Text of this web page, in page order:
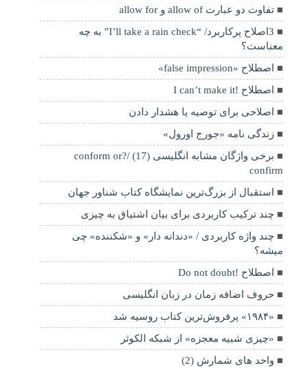
تفاوت دو عبارت allow of و allow for
3اصلاح پرکاربرد/ “I’ll take a rain check” به چه
معناست؟
اصطلاح «false impression»
اصطلاح !I can’t make it
اصلاحی برای توصیه یا هشدار دادن
زندگی نامه «جورج اورول»
برخی واژگان مشابه انگلیسی (17) /?conform or
confirm
استقبال از بزرگ‌ترین نمایشگاه کتاب شناور جهان
چند ترکیب کاربردی برای بیان اشتیاق به چیزی
چند واژه کاربردی / «دندانه دار» و «شکننده» چی
میشه؟
اصطلاح !Do not doubt
حروف اضافه زمان در زبان انگلیسی
«۱۹۸۴» پرفروش‌ترین کتاب روسیه شد
«چیزی شبیه معجزه» از شبکه الکوثر
واحد های شمارش (2)